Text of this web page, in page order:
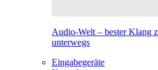
Audio-Welt – bester Klang
unterwegs
Eingabegeräte